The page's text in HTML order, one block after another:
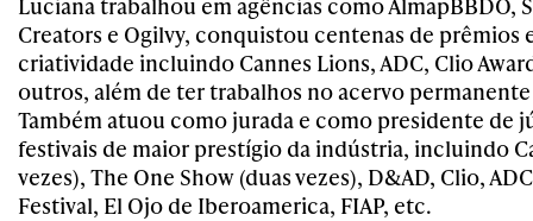
Creators e Ogilvy, conquistou centenas de prêmios
criatividade incluindo Cannes Lions, ADC, Clio
outros, além de ter trabalhos no acervo
Também atuou como jurada e como presidente de
festivais de maior prestígio da indústria, incluindo
vezes), The One Show (duas vezes), D&AD, Clio,
Festival, El Ojo de Iberoamerica, FIAP, etc.